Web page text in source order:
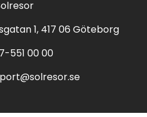
1, 417 06 Göteborg
551 00 00